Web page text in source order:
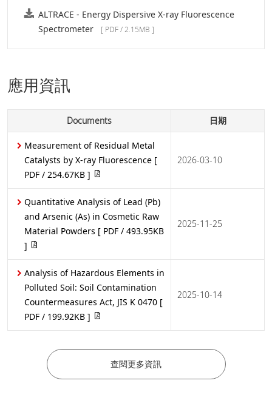
ALTRACE - Energy Dispersive X-ray Fluorescence
Spectrometer
[ PDF / 2.15MB ]
應用資訊
Documents 日期
Measurement of Residual Metal
Catalysts by X-ray Fluorescence [
PDF / 254.67KB ]
2026-03-10
Quantitative Analysis of Lead (Pb)
and Arsenic (As) in Cosmetic Raw
Material Powders [ PDF / 493.95KB
]
2025-11-25
Analysis of Hazardous Elements in
Polluted Soil: Soil Contamination
Countermeasures Act, JIS K 0470 [
PDF / 199.92KB ]
2025-10-14
查閱更多資訊